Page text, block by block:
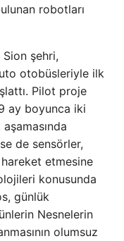
robotları
şehri,
otobüsleriyle ilk
Pilot proje
ay boyunca iki
de sensörler,
etmesine
konusunda
günlük
Nesnelerin
olumsuz